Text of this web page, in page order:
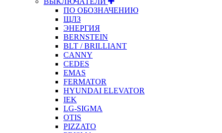
ПО ОБОЗНАЧЕНИЮ
ЩЛЗ
ЭНЕРГИЯ
BERNSTEIN
BLT / BRILLIANT
CANNY
CEDES
EMAS
FERMATOR
HYUNDAI ELEVATOR
IEK
LG-SIGMA
OTIS
PIZZATO